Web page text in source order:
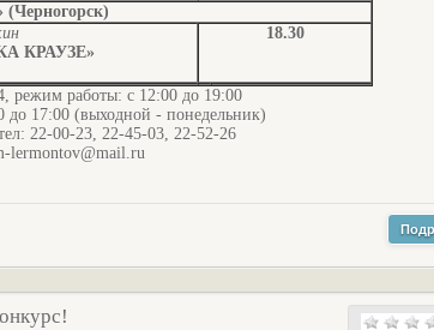
КРАУЗЕ»
18.30
режим работы: с 12:00 до 19:00
до 17:00 (выходной - понедельник)
22-00-23, 22-45-03, 22-52-26
lermontov@mail.ru